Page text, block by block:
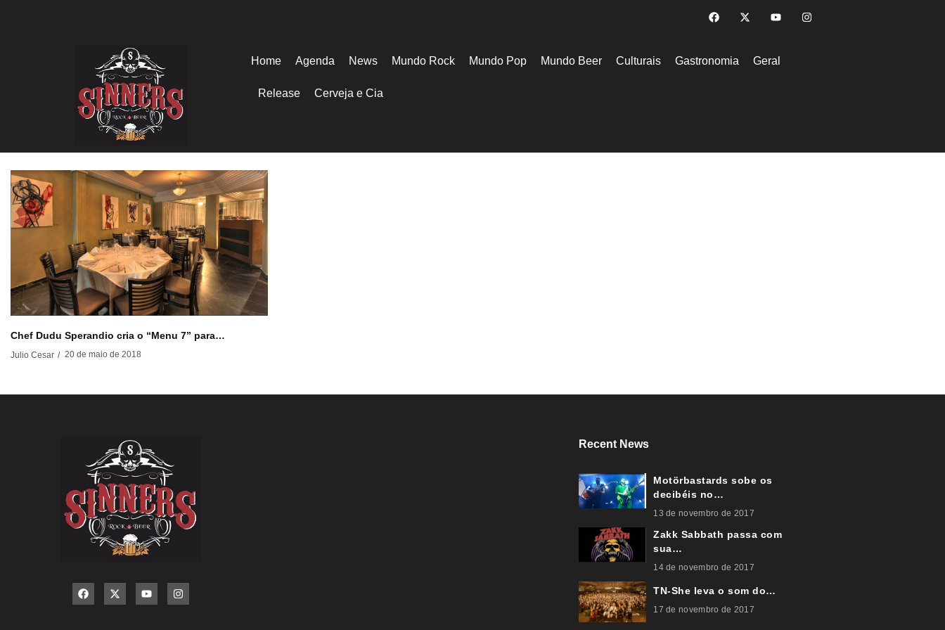
Home Agenda News Mundo Rock Mundo Pop Mundo Beer Culturais Gastronomia Geral
Release Cerveja e Cia
Chef Dudu Sperandio cria o “Menu 7” para…
Julio Cesar / 20 de maio de 2018
Recent News
Motörbastards sobe os
decibéis no…
13 de novembro de 2017
Zakk Sabbath passa com
sua…
14 de novembro de 2017
TN-She leva o som do…
17 de novembro de 2017